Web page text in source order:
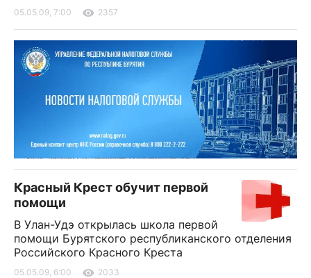
05.05.09, 7:00 2357
Красный Крест обучит первой
помощи
В Улан-Удэ открылась школа первой
помощи Бурятского республиканского отделения
Российского Красного Креста
05.05.09, 6:00 2033